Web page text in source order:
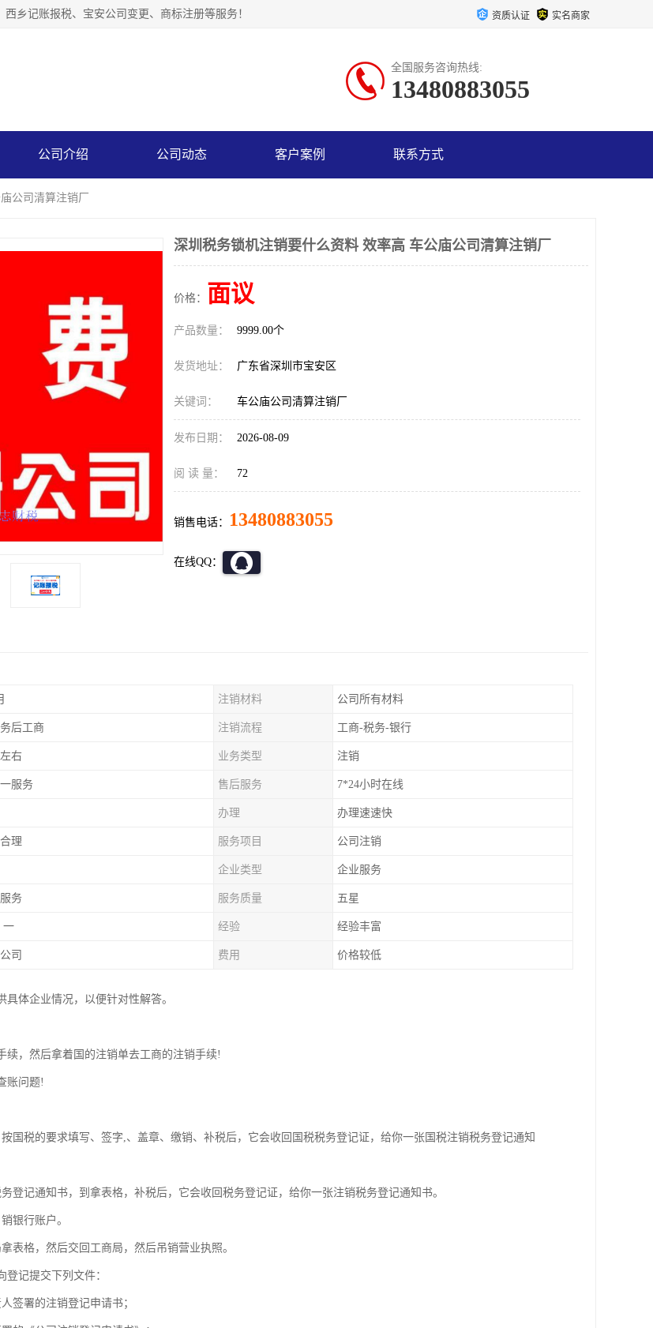
乡记账报税、宝安公司变更、商标注册等服务！ 资质认证 实名商家
全国服务咨询热线:
13480883055
公司介绍 公司动态 客户案例 联系方式
公司清算注销厂
深圳税务锁机注销要什么资料 效率高 车公庙公司清算注销厂
价格： 面议
产品数量： 9999.00个
发货地址： 广东省深圳市宝安区
关键词： 车公庙公司清算注销厂
发布日期： 2026-08-09
阅 读 量： 72
销售电话： 13480883055
在线QQ：
注销材料 公司所有材料
后工商 注销流程 工商-税务-银行
右 业务类型 注销
服务 售后服务 7*24小时在线
办理 办理速速快
理 服务项目 公司注销
企业类型 企业服务
务 服务质量 五星
一 经验 经验丰富
司 费用 价格较低
具体企业情况，以便针对性解答。
续，然后拿着国的注销单去工商的注销手续!
账问题!
按国税的要求填写、签字,、盖章、缴销、补税后，它会收回国税税务登记证，给你一张国税注销税务登记通知
务登记通知书，到拿表格，补税后，它会收回税务登记证，给你一张注销税务登记通知书。
银行账户。
表格，然后交回工商局，然后吊销营业执照。
登记提交下列文件：
签署的注销登记申请书；